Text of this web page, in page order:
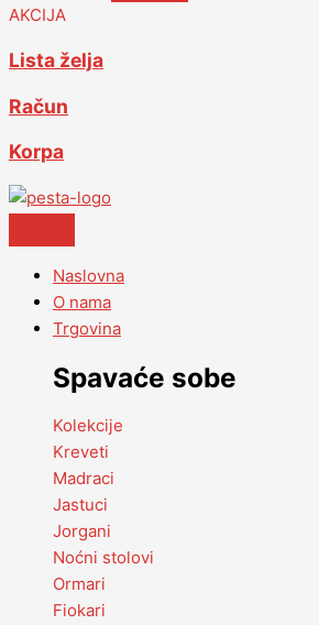
AKCIJA
Lista želja
Račun
Korpa
Naslovna
O nama
Trgovina
Spavaće sobe
Kolekcije
Kreveti
Madraci
Jastuci
Jorgani
Noćni stolovi
Ormari
Fiokari